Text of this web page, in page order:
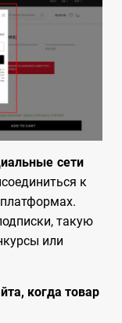
сети
к
такую
или
когда товар